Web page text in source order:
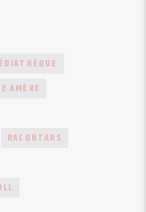
AMÈRE
RACONTARS